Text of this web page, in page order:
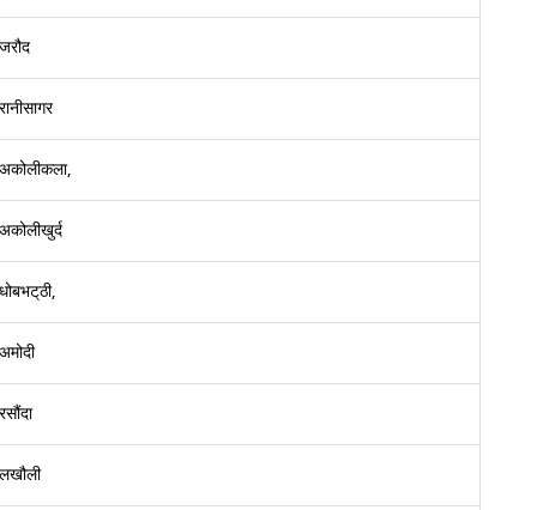
जरौद
रानीसागर
अकोलीकला,
अकोलीखुर्द
धोबभट्‌ठी,
अमोदी
रसौंदा
लखौली